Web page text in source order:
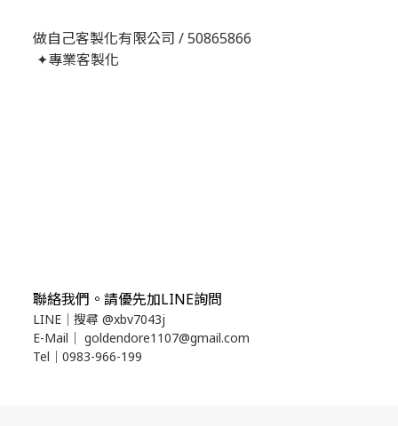
做自己客製化有限公司 / 50865866
✦專業客製化
聯絡我們 。請優先加LINE詢問
LINE｜ 搜尋 @xbv7043j
E-Mail｜ goldendore1107@gmail.com
Tel｜ 0983-966-199